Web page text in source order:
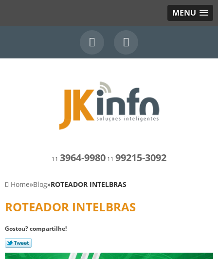
MENU
11 3964-9980 11 99215-3092
Home»Blog»ROTEADOR INTELBRAS
ROTEADOR INTELBRAS
Gostou? compartilhe!